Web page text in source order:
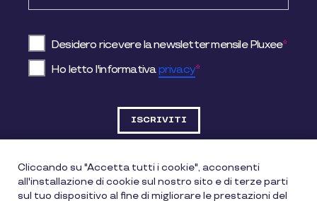
Desidero ricevere la newsletter mensile Pluxee*
Ho letto l'informativaprivacy*
DATI SOCIETARI
Cliccando su "Accetta tutti i cookie", acconsenti
all'installazione di cookie sul nostro sito e di terze parti
sul tuo dispositivo al fine di migliorare le prestazioni del